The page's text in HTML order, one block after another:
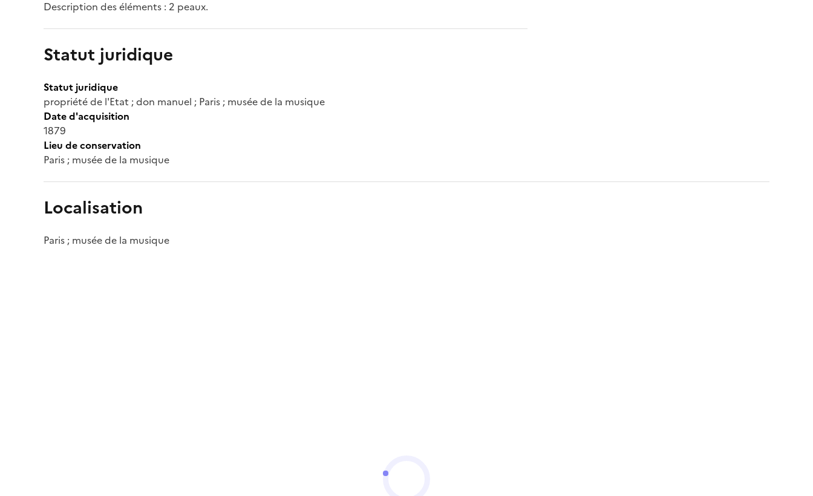
Description des éléments : 2 peaux.
Statut juridique
Statut juridique
propriété de l'Etat ; don manuel ; Paris ; musée de la musique
Date d'acquisition
1879
Lieu de conservation
Paris ; musée de la musique
Localisation
Paris ; musée de la musique